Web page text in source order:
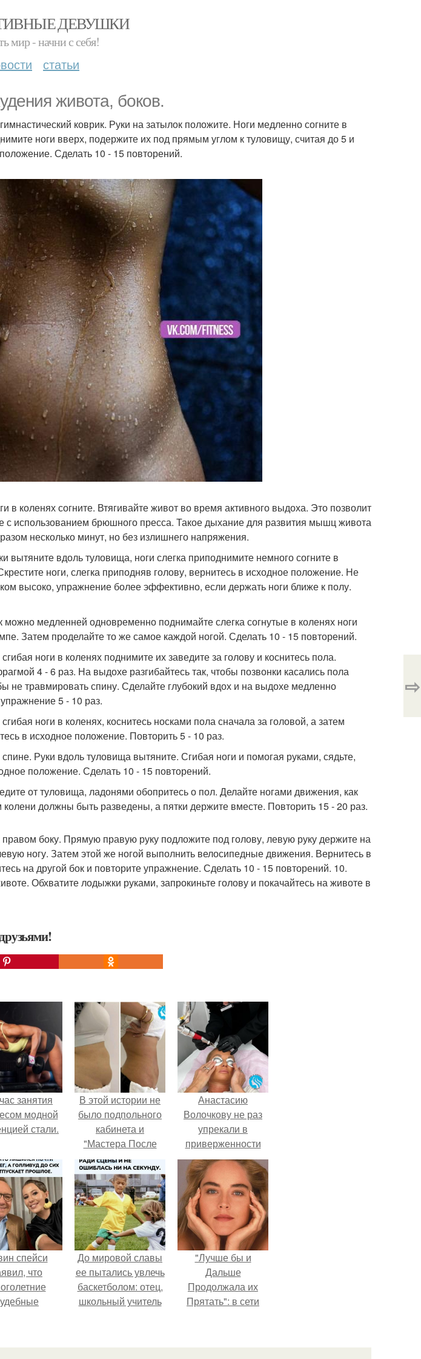
ДЕВУШКИ
мир - начни с себя!
статьи
живота, боков.
коврик. Руки на затылок положите. Ноги медленно согните в
ноги вверх, подержите их под прямым углом к туловищу, считая до 5 и
Сделать 10 - 15 повторений.
в коленях согните. Втягивайте живот во время активного выдоха. Это позволит
с использованием брюшного пресса. Такое дыхание для развития мышц живота
несколько минут, но без излишнего напряжения.
вытяните вдоль туловища, ноги слегка приподнимите немного согните в
ноги, слегка приподняв голову, вернитесь в исходное положение. Не
высоко, упражнение более эффективно, если держать ноги ближе к полу.
медленней одновременно поднимайте слегка согнутые в коленях ноги
Затем проделайте то же самое каждой ногой. Сделать 10 - 15 повторений.
ноги в коленях поднимите их заведите за голову и коснитесь пола.
4 - 6 раз. На выдохе разгибайтесь так, чтобы позвонки касались пола
не травмировать спину. Сделайте глубокий вдох и на выдохе медленно
5 - 10 раз.
ноги в коленях, коснитесь носками пола сначала за головой, а затем
в исходное положение. Повторить 5 - 10 раз.
Руки вдоль туловища вытяните. Сгибая ноги и помогая руками, сядьте,
положение. Сделать 10 - 15 повторений.
от туловища, ладонями обопритесь о пол. Делайте ногами движения, как
должны быть разведены, а пятки держите вместе. Повторить 15 - 20 раз.
боку. Прямую правую руку подложите под голову, левую руку держите на
ногу. Затем этой же ногой выполнить велосипедные движения. Вернитесь в
на другой бок и повторите упражнение. Сделать 10 - 15 повторений. 10.
Обхватите лодыжки руками, запрокиньте голову и покачайтесь на животе в
⇨
занятия
модной
стали.
В этой истории не
было подпольного
кабинета и
"Мастера После
Двухнедельных
Курсов".
Анастасию
Волочкову не раз
упрекали в
приверженности
устаревшим бьюти -
процедурам.
спейси
что
его
До мировой славы
ее пытались увлечь
баскетболом: отец,
школьный учитель
игры, записал дочь
"Лучше бы и
Дальше
Продолжала их
Прятать": в сети
Шерон стоун.